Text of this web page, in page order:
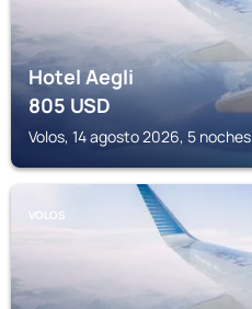
Hotel Aegli
805USD
Volos, 14 agosto 2026, 5 noches
VOLOS